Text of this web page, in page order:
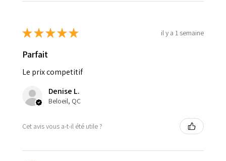
★★★★★ il y a 1 semaine
Parfait
Le prix competitif
Denise L.
Beloeil, QC
Cet avis vous a-t-il été utile ?